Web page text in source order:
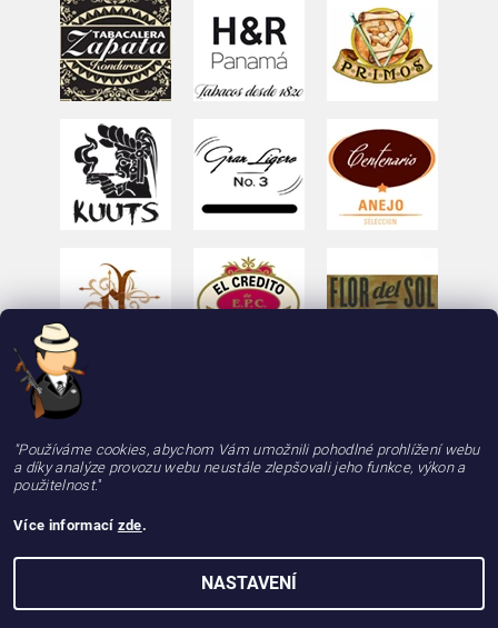
2026 © deLAMOTT, e-shop - doutniky24.cz, doutníky se zárukou 100% kvality, rychle a
"Používáme cookies, abychom Vám umožnili pohodlné prohlížení webu
a díky analýze provozu webu neustále zlepšovali jeho funkce, výkon a
použitelnost."
Více informací zde.
NASTAVENÍ